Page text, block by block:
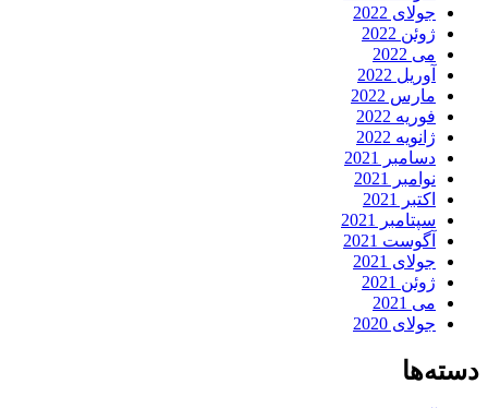
جولای 2022
ژوئن 2022
می 2022
آوریل 2022
مارس 2022
فوریه 2022
ژانویه 2022
دسامبر 2021
نوامبر 2021
اکتبر 2021
سپتامبر 2021
آگوست 2021
جولای 2021
ژوئن 2021
می 2021
جولای 2020
دسته‌ها